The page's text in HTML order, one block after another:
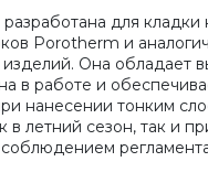
для кладки
Porotherm и
Она обладает
в работе и
нанесении тонким
в летний сезон, так и